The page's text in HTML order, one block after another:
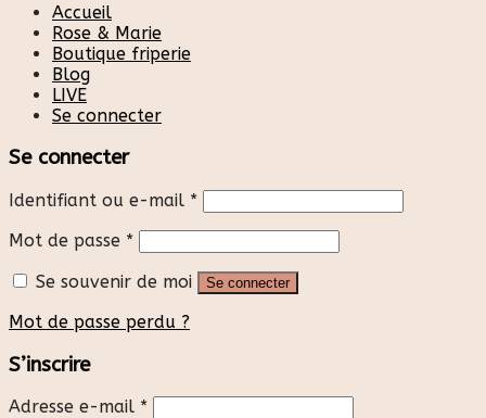
Accueil
Rose & Marie
Boutique friperie
Blog
LIVE
Se connecter
Se connecter
Identifiant ou e-mail *
Mot de passe *
Se souvenir de moi
Se connecter
Mot de passe perdu ?
S’inscrire
Adresse e-mail *